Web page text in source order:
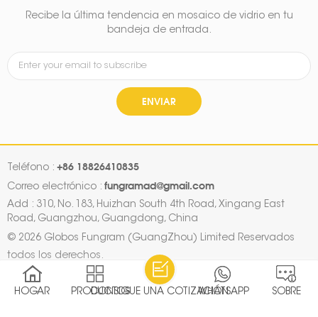
Recibe la última tendencia en mosaico de vidrio en tu
bandeja de entrada.
ENVIAR
Teléfono : +86 18826410835
Correo electrónico : fungramad@gmail.com
Add : 310, No. 183, Huizhan South 4th Road, Xingang East
Road, Guangzhou, Guangdong, China
© 2026 Globos Fungram (GuangZhou) Limited Reservados
todos los derechos.
mapa del sitio
| Xml Política de privacidad
IPv6 RED SOPORTADACONSIGUE UNA COTIZACIÓN
HOGAR PRODUCTOS SOBRE
WHATSAPP